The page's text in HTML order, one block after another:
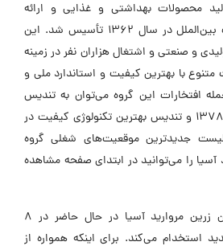
محصولات بهداشتی و غذایی و ارائه
خدمات بازرگانی و تجارت بین‌الملل در سال ۱۳۶۲ تأسیس شد. این
و صنعتی و اشتغال هزاران نفر در زمینه
با بهترین کیفیت و استاندارد ملی و
افتخارات این گروه می‌توان به تندیس
صادرکننده نمونه در سال ۱۳۷۸ و تندیس بهترین تکنولوژی کیفیت در
کرد. لیست جدیدترین موقعیت‌های شغلی گروه
را می‌توانید در ابتدای صفحه مشاهده
گروه صنعتی وطن زرین مروارید آسیا در حال حاضر در ۸
استخدام می‌کند. برای اینکه همواره از